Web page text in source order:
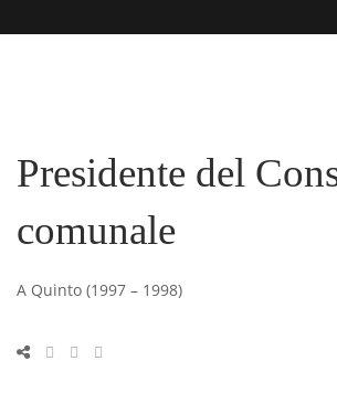
Presidente del
comunale
A Quinto (1997 – 1998)